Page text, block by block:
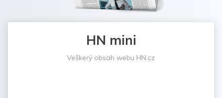
HN mini
Veškerý obsah webu HN.cz